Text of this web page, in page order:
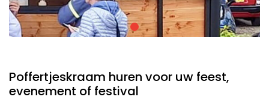
Poffertjeskraam huren voor uw feest,
evenement of festival